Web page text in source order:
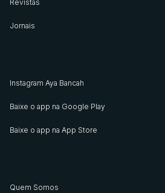
Revistas
Jornais
Instagram Aya Bancah
Baixe o app na Google Play
Baixe o app na App Store
Quem Somos